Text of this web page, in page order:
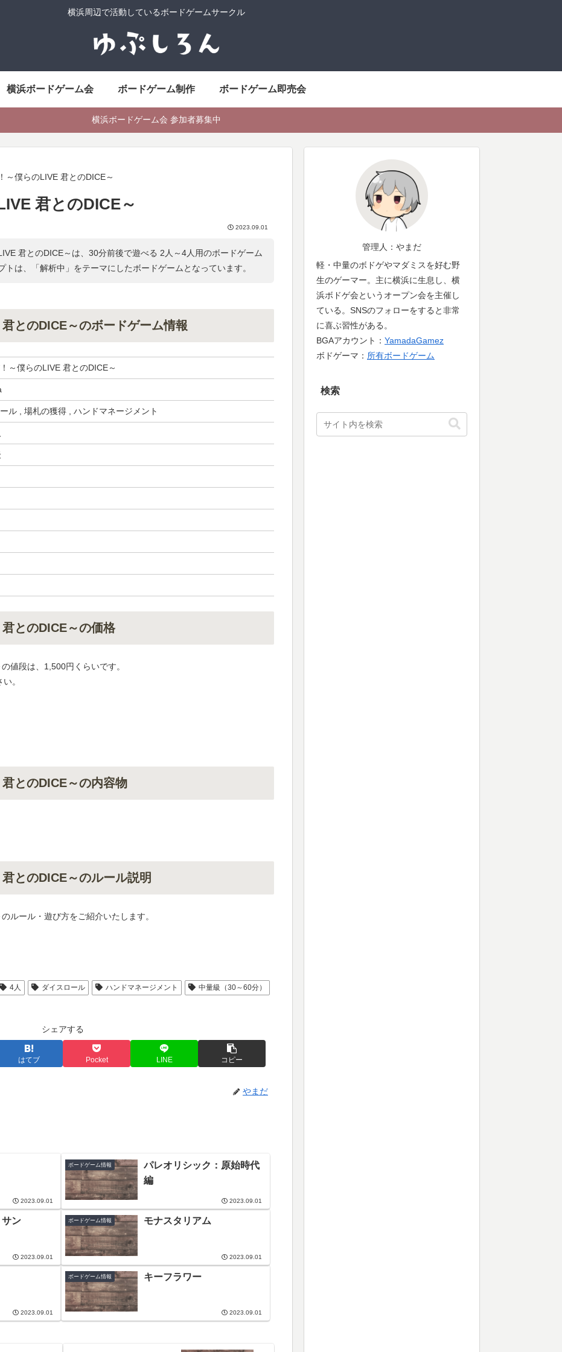
横浜周辺で活動しているボードゲームサークル
横浜ボードゲーム会 ボードゲーム制作 ボードゲーム即売会
横浜ボードゲーム会 参加者募集中
～僕らのLIVE 君とのDICE～
君とのDICE～
2023.09.01
君とのDICE～は、30分前後で遊べる 2人～4人用のボードゲーム
トは、「解析中 」をテーマにしたボードゲームとなっています。
とのDICE～のボードゲーム情報
～僕らのLIVE 君とのDICE～
ル , 場札の獲得 , ハンドマネージメント
とのDICE～の価格
値段は、1,500円くらいです。
。
とのDICE～の内容物
とのDICE～のルール説明
ルール・遊び方をご紹介いたします。
4人 ダイスロール ハンドマネージメント
中量級（30～60分）
シェアする
はてブ Pocket LINE コピー
やまだ
2023.09.01
ボードゲーム情報
パレオリシック：原始時代
編
2023.09.01
サン
2023.09.01
ボードゲーム情報 モナスタリアム
2023.09.01
2023.09.01
ボードゲーム情報 キーフラワー
2023.09.01
管理人：やまだ
軽・中量のボドゲやマダミスを好む野
生のゲーマー。主に横浜に生息し、横
浜ボドゲ会というオープン会を主催し
ている。SNSのフォローをすると非常
に喜ぶ習性がある。
BGAアカウント： YamadaGamez
ボドゲーマ： 所有ボードゲーム
検索